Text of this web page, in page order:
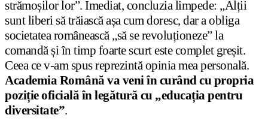
strămoșilor lor”. Imediat, concluzia limpede: „Alții
sunt liberi să trăiască așa cum doresc, dar a obliga
societatea românească „să se revoluționeze” la
comandă și în timp foarte scurt este complet greșit.
Ceea ce v-am spus reprezintă opinia mea personală.
Academia Română va veni în curând cu propria
poziție oficială în legătură cu „educația pentru
diversitate”.